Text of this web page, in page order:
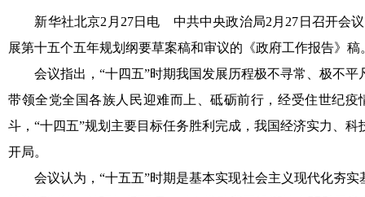
新华社北京2月27日电 中共中央政治局2月27日召开会
展第十五个五年规划纲要草案稿和审议的《政府工作报告》
会议指出，“十四五”时期我国发展历程极不寻常、极不平
带领全党全国各族人民迎难而上、砥砺前行，经受住世纪
斗，“十四五”规划主要目标任务胜利完成，我国经济实力、
开局。
会议认为，“十五五”时期是基本实现社会主义现代化夯实